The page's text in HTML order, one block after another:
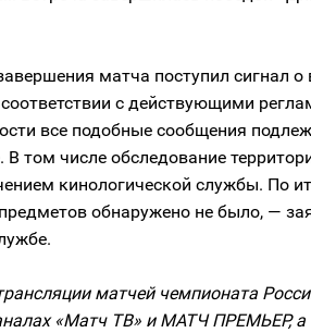
матча поступил сигнал
соответствии с действующими
все подобные сообщения
В том числе обследование
кинологической службы. По
обнаружено не было, —
матчей чемпионата
«Матч ТВ» и МАТЧ ПРЕМЬЕР, а